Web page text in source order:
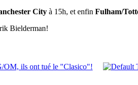
City à 15h, et enfin Fulham/
Bielderman!
OM, ils ont tué le "Clasico"!